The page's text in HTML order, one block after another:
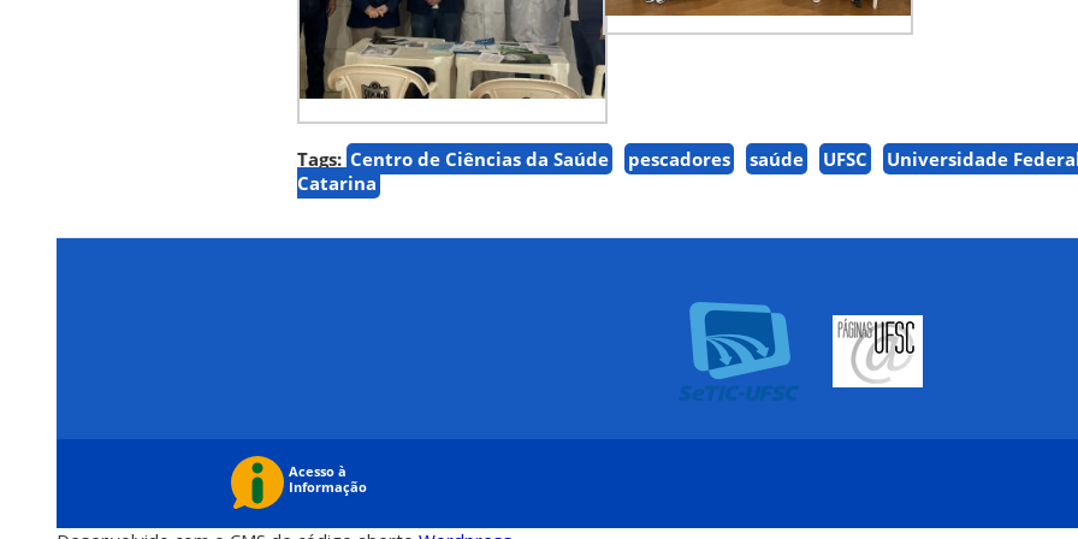
Tags: Centro de Ciências da Saúde pescadores saúde UFSC
Universidade
Catarina